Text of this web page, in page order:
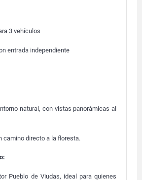
3 vehículos
entrada independiente
natural, con vistas panorámicas al
camino directo a la floresta.
Pueblo de Viudas, ideal para quienes